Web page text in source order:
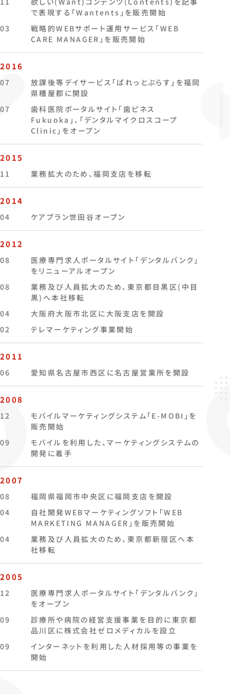
で表現する「Wantents」を販売開始
03
戦略的WEBサポート運用サービス「WEB
CARE MANAGER」を販売開始
2016
07
放課後等デイサービス「ぱれっとぷらす」を福岡
県糟屋郡に開設
07
歯科医院ポータルサイト「歯ピネス
Fukuoka」、「デンタルマイクロスコープ
Clinic」をオープン
2015
11 業務拡大のため、福岡支店を移転
2014
04 ケアプラン世田谷オープン
2012
08
医療専門求人ポータルサイト「デンタルバンク」
をリニューアルオープン
08
業務及び人員拡大のため、東京都目黒区(中目
黒)へ本社移転
04
大阪府大阪市北区に大阪支店を開設
02
テレマーケティング事業開始
2011
06 愛知県名古屋市西区に名古屋営業所を開設
2008
12
モバイルマーケティングシステム「E-MOBI」を
販売開始
09
モバイルを利用した、マーケティングシステムの
開発に着手
2007
08
福岡県福岡市中央区に福岡支店を開設
04
自社開発WEBマーケティングソフト「WEB
MARKETING MANAGER」を販売開始
04
業務及び人員拡大のため、東京都新宿区へ本
社移転
2005
12
医療専門求人ポータルサイト「デンタルバンク」
をオープン
09
診療所や病院の経営支援事業を目的に東京都
品川区に株式会社ゼロメディカルを設立
09
インターネットを利用した人材採用等の事業を
開始